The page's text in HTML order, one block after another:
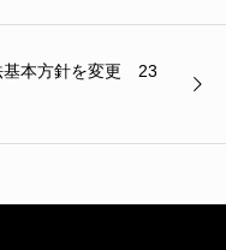
基本方針を変更 23